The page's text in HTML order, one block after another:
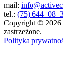
mail:
tel.: (75)
Copyright © 2026
zastrzeżone.
Polityka